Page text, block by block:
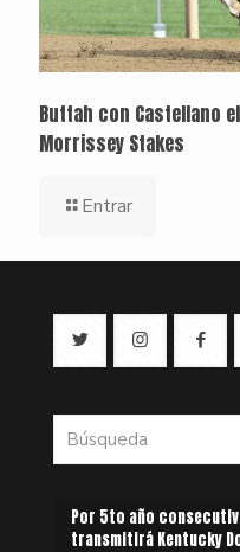
Buttah con Castellano
Morrissey Stakes
Entrar
Por 5to año
transmitirá Kentucky